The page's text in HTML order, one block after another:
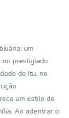
um
prestigiado
de Itu, no
um estilo de
Ao adentrar o